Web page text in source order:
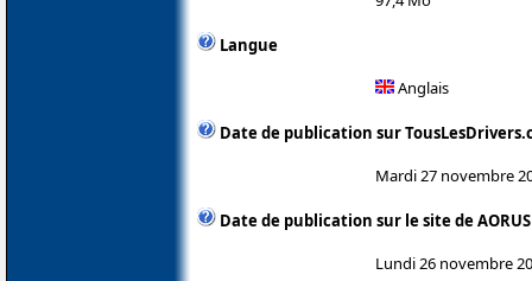
Langue
Anglais
Date de publication sur
Mardi 27 novembre
Date de publication sur le site de AORUS
Lundi 26 novembre